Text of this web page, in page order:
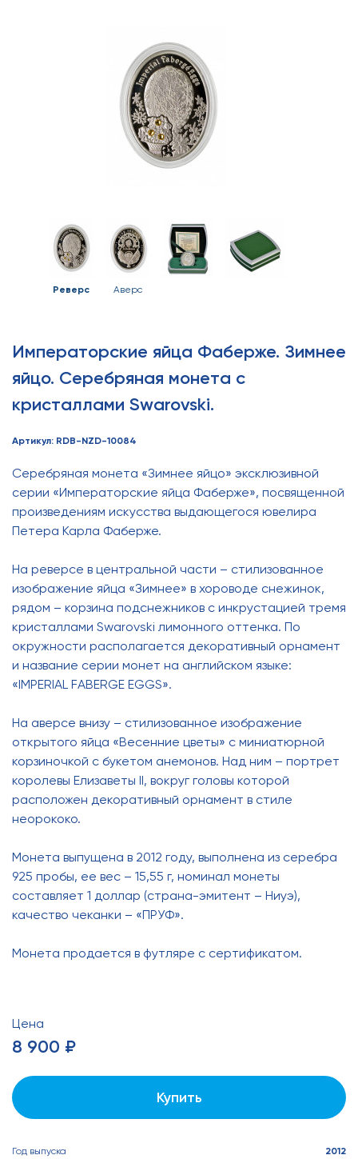
Реверс Аверс
Императорские яйца Фаберже. Зимнее
яйцо. Серебряная монета с
кристаллами Swarovski.
Артикул: RDB-NZD-10084
Серебряная монета «Зимнее яйцо» эксклюзивной
серии «Императорские яйца Фаберже», посвященной
произведениям искусства выдающегося ювелира
Петера Карла Фаберже.
На реверсе в центральной части – стилизованное
изображение яйца «Зимнее» в хороводе снежинок,
рядом – корзина подснежников с инкрустацией тремя
кристаллами Swarovski лимонного оттенка. По
окружности располагается декоративный орнамент
и название серии монет на английском языке:
«IMPERIAL FABERGE EGGS».
На аверсе внизу – стилизованное изображение
открытого яйца «Весенние цветы» с миниатюрной
корзиночкой с букетом анемонов. Над ним – портрет
королевы Елизаветы II, вокруг головы которой
расположен декоративный орнамент в стиле
неорококо.
Монета выпущена в 2012 году, выполнена из серебра
925 пробы, ее вес – 15,55 г, номинал монеты
составляет 1 доллар (страна-эмитент – Ниуэ),
качество чеканки – «ПРУФ».
Монета продается в футляре с сертификатом.
Цена
8 900 ₽
Купить
Год выпуска 2012